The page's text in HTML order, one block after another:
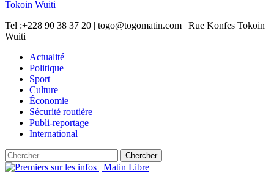
Tel :+228 90 38 37 20 | togo@togomatin.com | Rue Konfes Tokoin
Wuiti
Actualité
Politique
Sport
Culture
Économie
Sécurité routière
Publi-reportage
International